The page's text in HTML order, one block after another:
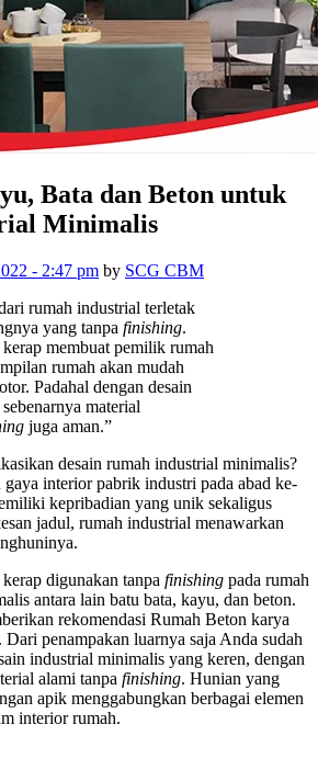
Bata dan Beton untuk
Minimalis
- 2:47 pm by SCG CBM
rumah industrial terletak
yang tanpa finishing.
membuat pemilik rumah
rumah akan mudah
Padahal dengan desain
material
juga aman.”
desain rumah industrial minimalis?
interior pabrik industri pada abad ke-
kepribadian yang unik sekaligus
jadul, rumah industrial menawarkan
digunakan tanpa finishing pada rumah
antara lain batu bata, kayu, dan beton.
rekomendasi Rumah Beton karya
penampakan luarnya saja Anda sudah
industrial minimalis yang keren, dengan
alami tanpa finishing. Hunian yang
apik menggabungkan berbagai elemen
interior rumah.